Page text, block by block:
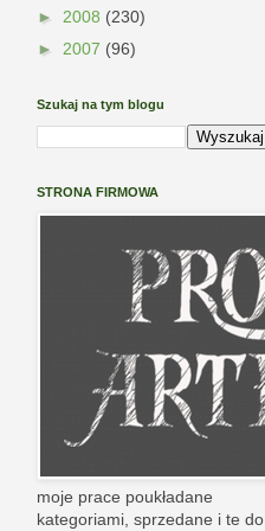
► 2008 (230)
► 2007 (96)
Szukaj na tym blogu
STRONA FIRMOWA
moje prace poukładane
kategoriami, sprzedane i te do